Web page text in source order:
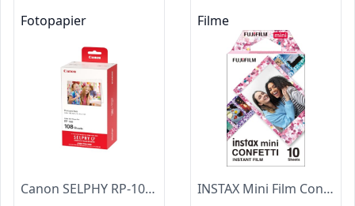
Fotopapier
Canon SELPHY RP-108 Tinten- und Papier-Multipack – Original Canon Fotodrucker Tintenpatronen 2er-Pack & 108 Blatt Fotopapier (100 x 148mm)
Filme
INSTAX Mini Film Confetti, Einzelpackung